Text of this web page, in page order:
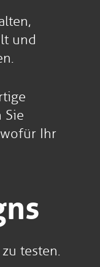
und
Sie
Ihr
testen.